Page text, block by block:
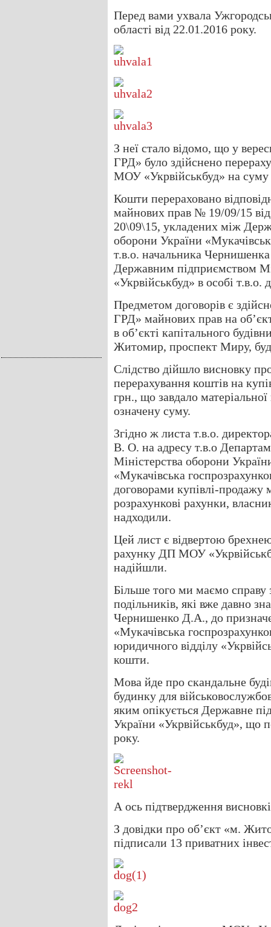
Перед вами ухвала
області від 22.01.2016 року.
З неї стало відомо, що у
ГРД» було здійснено
МОУ «Укрвійськбуд» на суму
Кошти перераховано
майнових прав № 19/09/15
20\09\15, укладених між
оборони України
т.в.о. начальника
Державним підприємством
«Укрвійськбуд» в особі
Предметом договорів є
ГРД» майнових прав на
в об’єкті капітального
Житомир, проспект Миру,
Слідство дійшло висновку
перерахування коштів на
грн., що завдало
означену суму.
Згідно ж листа т.в.о.
В. О. на адресу т.в.о
Міністерства оборони
«Мукачівська
договорами купівлі-продажу
розрахункові рахунки,
надходили.
Цей лист є відвертою
рахунку ДП МОУ
надійшли.
Більше того ми маємо справу
подільників, які вже давно
Чернишенко Д.А., до
«Мукачівська
юридичного відділу
кошти.
Мова йде про скандальне
будинку для
яким опікується Державне
України «Укрвійськбуд», що
року.
А ось підтвердження
З довідки про об’єкт «м.
підписали 13 приватних